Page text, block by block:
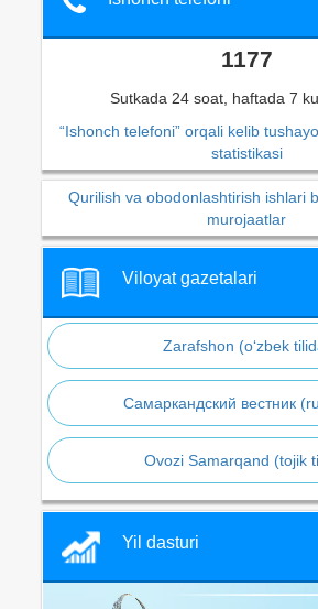
1177
Sutkada 24 soat, haftada 7
“Ishonch telefoni” orqali kelib
statistikasi
Qurilish va obodonlashtirish ishlari
murojaatlar
Viloyat gazetalari
Zarafshon (o‘zbek
Самаркандский вестник
Ovozi Samarqand (tojik
Yil dasturi